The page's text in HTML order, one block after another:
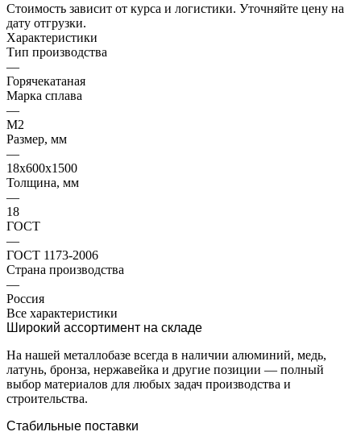
Стоимость зависит от курса и логистики. Уточняйте цену на
дату отгрузки.
Характеристики
Тип производства
—
Горячекатаная
Марка сплава
—
M2
Размер, мм
—
18х600х1500
Толщина, мм
—
18
ГОСТ
—
ГОСТ 1173-2006
Страна производства
—
Россия
Все характеристики
Широкий ассортимент на складе
На нашей металлобазе всегда в наличии алюминий, медь,
латунь, бронза, нержавейка и другие позиции — полный
выбор материалов для любых задач производства и
строительства.
Стабильные поставки